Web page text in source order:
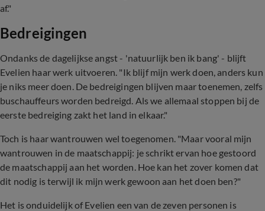
af."
Bedreigingen
Ondanks de dagelijkse angst - 'natuurlijk ben ik bang' - blijft
Evelien haar werk uitvoeren. "Ik blijf mijn werk doen, anders kun
je niks meer doen. De bedreigingen blijven maar toenemen, zelfs
buschauffeurs worden bedreigd. Als we allemaal stoppen bij de
eerste bedreiging zakt het land in elkaar."
Toch is haar wantrouwen wel toegenomen. "Maar vooral mijn
wantrouwen in de maatschappij: je schrikt ervan hoe gestoord
de maatschappij aan het worden. Hoe kan het zover komen dat
dit nodig is terwijl ik mijn werk gewoon aan het doen ben?"
Het is onduidelijk of Evelien een van de zeven personen is